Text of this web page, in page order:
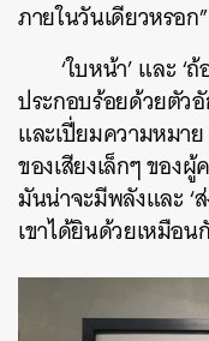
ภายในวันเดียวหรอก”
‘ใบหน้า’ และ
ประกอบร้อยด้วยตัว
และเปี่ยมความหมา
ของเสียงเล็กๆ ของ
มันน่าจะมีพลังและ ‘
เขาได้ยินด้วยเหมือน